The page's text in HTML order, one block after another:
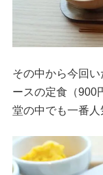
その中から今回
ースの定食（900
堂の中でも一番人